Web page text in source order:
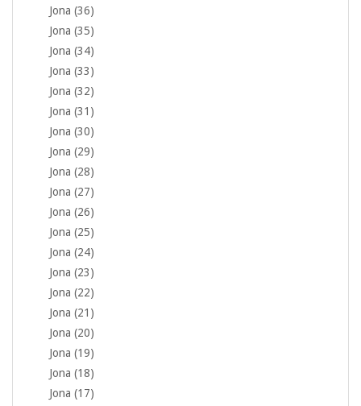
Jona (36)
Jona (35)
Jona (34)
Jona (33)
Jona (32)
Jona (31)
Jona (30)
Jona (29)
Jona (28)
Jona (27)
Jona (26)
Jona (25)
Jona (24)
Jona (23)
Jona (22)
Jona (21)
Jona (20)
Jona (19)
Jona (18)
Jona (17)